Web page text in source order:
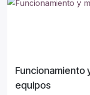
Funcionamiento
equipos